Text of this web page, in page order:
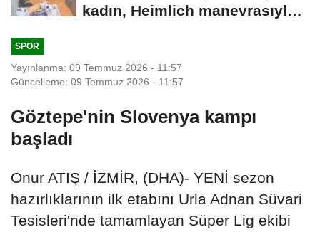
kadın, Heimlich manevrasıyla
SPOR
Yayınlanma: 09 Temmuz 2026 - 11:57
Güncelleme: 09 Temmuz 2026 - 11:57
Göztepe'nin Slovenya kampı
başladı
Onur ATIŞ / İZMİR, (DHA)- YENİ sezon
hazırlıklarının ilk etabını Urla Adnan Süvari
Tesisleri'nde tamamlayan Süper Lig ekibi